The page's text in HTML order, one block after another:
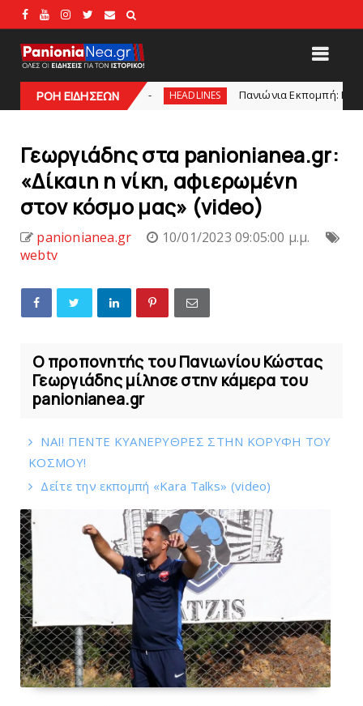
ΡΟΗ ΕΙΔΗΣΕΩΝ
21:00 HEADLINES Πανιώνια Εκπομπή: Eυχαριστούμε και...
Γεωργιάδης στα panionianea.gr:
«Δίκαιη η νίκη, αφιερωμένη
στον κόσμο μας» (video)
panionianea.gr
10/01/2023 09:05:00 μ.μ.
webtv
Ο προπονητής του Πανιωνίου Κώστας
Γεωργιάδης μίλησε στην κάμερα του
panionianea.gr
ΝΑΙ! ΠΕΝΤΕ ΚΥΑΝΕΡΥΘΡΕΣ ΣΤΗΝ ΚΟΡΥΦΗ ΤΟΥ
ΚOΣΜΟΥ!
Δείτε την εκπομπή «Kara Talks» (video)